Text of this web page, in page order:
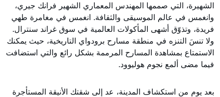
الشهيرة، التي صممها المهندس المعماري الشهير فرانك جيري،
وانغمس في عالم الموسيقى والثقافة. انغمس في مغامرة طهي
فريدة، وتذوّق أشهى المأكولات العالمية في سوق غراند سنترال.
ولا تنسَ التنزه في منطقة مسارح برودواي التاريخية، حيث يمكنك
الاستمتاع بمشاهدة المسارح المرممة بشكل رائع والتي استضافت
فيما مضى ألمع نجوم هوليوود.
بعد يوم من استكشاف المدينة، عد إلى شقتك الأنيقة المستأجرة